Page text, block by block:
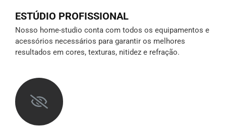
ESTÚDIO PROFISSIONAL
Nosso home-studio conta com todos os equipamentos e
acessórios necessários para garantir os melhores
resultados em cores, texturas, nitidez e refração.